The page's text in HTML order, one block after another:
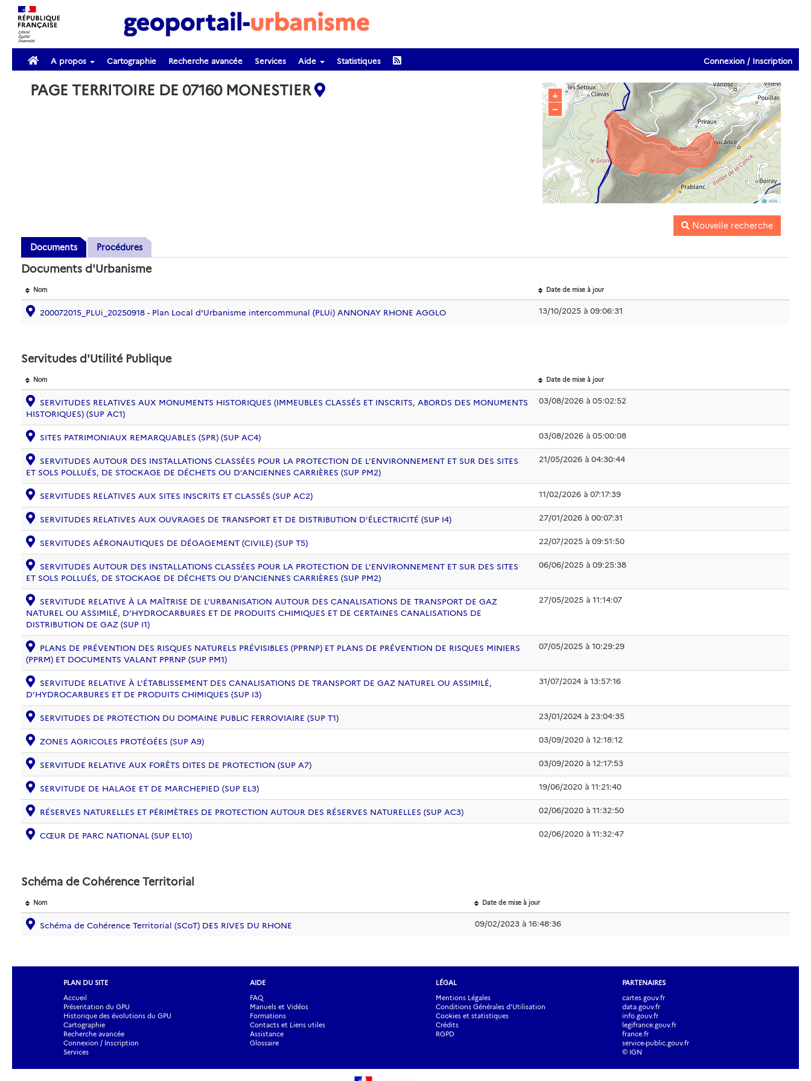
A propos Cartographie Recherche avancée Services Aide Statistiques Connexion / Inscription
PAGE TERRITOIRE DE 07160 MONESTIER
+
−
IGN
Nouvelle recherche
Documents
Procédures
Documents d'Urbanisme
Nom Date de mise à jour
200072015_PLUi_20250918 - Plan Local d'Urbanisme intercommunal (PLUi) ANNONAY RHONE AGGLO 13/10/2025 à 09:06:31
Servitudes d'Utilité Publique
Nom Date de mise à jour
SERVITUDES RELATIVES AUX MONUMENTS HISTORIQUES (IMMEUBLES CLASSÉS ET INSCRITS, ABORDS DES MONUMENTS
HISTORIQUES) (SUP AC1)
03/08/2026 à 05:02:52
SITES PATRIMONIAUX REMARQUABLES (SPR) (SUP AC4) 03/08/2026 à 05:00:08
SERVITUDES AUTOUR DES INSTALLATIONS CLASSÉES POUR LA PROTECTION DE L’ENVIRONNEMENT ET SUR DES SITES
ET SOLS POLLUÉS, DE STOCKAGE DE DÉCHETS OU D’ANCIENNES CARRIÈRES (SUP PM2)
21/05/2026 à 04:30:44
SERVITUDES RELATIVES AUX SITES INSCRITS ET CLASSÉS (SUP AC2) 11/02/2026 à 07:17:39
SERVITUDES RELATIVES AUX OUVRAGES DE TRANSPORT ET DE DISTRIBUTION D’ÉLECTRICITÉ (SUP I4) 27/01/2026 à 00:07:31
SERVITUDES AÉRONAUTIQUES DE DÉGAGEMENT (CIVILE) (SUP T5) 22/07/2025 à 09:51:50
SERVITUDES AUTOUR DES INSTALLATIONS CLASSÉES POUR LA PROTECTION DE L’ENVIRONNEMENT ET SUR DES SITES
ET SOLS POLLUÉS, DE STOCKAGE DE DÉCHETS OU D’ANCIENNES CARRIÈRES (SUP PM2)
06/06/2025 à 09:25:38
SERVITUDE RELATIVE À LA MAÎTRISE DE L’URBANISATION AUTOUR DES CANALISATIONS DE TRANSPORT DE GAZ
NATUREL OU ASSIMILÉ, D’HYDROCARBURES ET DE PRODUITS CHIMIQUES ET DE CERTAINES CANALISATIONS DE
DISTRIBUTION DE GAZ (SUP I1)
27/05/2025 à 11:14:07
PLANS DE PRÉVENTION DES RISQUES NATURELS PRÉVISIBLES (PPRNP) ET PLANS DE PRÉVENTION DE RISQUES MINIERS
(PPRM) ET DOCUMENTS VALANT PPRNP (SUP PM1)
07/05/2025 à 10:29:29
SERVITUDE RELATIVE À L’ÉTABLISSEMENT DES CANALISATIONS DE TRANSPORT DE GAZ NATUREL OU ASSIMILÉ,
D’HYDROCARBURES ET DE PRODUITS CHIMIQUES (SUP I3)
31/07/2024 à 13:57:16
SERVITUDES DE PROTECTION DU DOMAINE PUBLIC FERROVIAIRE (SUP T1) 23/01/2024 à 23:04:35
ZONES AGRICOLES PROTÉGÉES (SUP A9) 03/09/2020 à 12:18:12
SERVITUDE RELATIVE AUX FORÊTS DITES DE PROTECTION (SUP A7) 03/09/2020 à 12:17:53
SERVITUDE DE HALAGE ET DE MARCHEPIED (SUP EL3) 19/06/2020 à 11:21:40
RÉSERVES NATURELLES ET PÉRIMÈTRES DE PROTECTION AUTOUR DES RÉSERVES NATURELLES (SUP AC3) 02/06/2020 à 11:32:50
CŒUR DE PARC NATIONAL (SUP EL10) 02/06/2020 à 11:32:47
Schéma de Cohérence Territorial
Nom Date de mise à jour
Schéma de Cohérence Territorial (SCoT) DES RIVES DU RHONE 09/02/2023 à 16:48:36
PLAN DU SITE
Accueil
Présentation du GPU
Historique des évolutions du GPU
Cartographie
Recherche avancée
Connexion / Inscription
Services
AIDE
FAQ
Manuels et Vidéos
Formations
Contacts et Liens utiles
Assistance
Glossaire
LÉGAL
Mentions Légales
Conditions Générales d'Utilisation
Cookies et statistiques
Crédits
RGPD
PARTENAIRES
cartes.gouv.fr
data.gouv.fr
info.gouv.fr
legifrance.gouv.fr
france.fr
service-public.gouv.fr
© IGN